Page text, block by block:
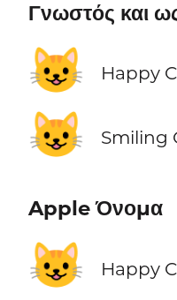
Γνωστός και
😺 Happy
😺 Smiling
Apple Όνομα
😺 Happy